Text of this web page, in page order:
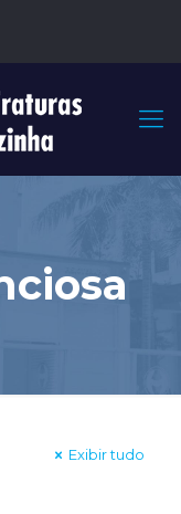
Exibir tudo